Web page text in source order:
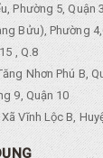
Phường 5, Quận 3
Bửu), Phường
, Q.8
Nhơn Phú B,
9, Quận 10
Vĩnh Lộc B,